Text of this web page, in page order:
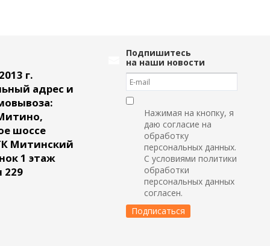
г.
адрес и
шоссе
Митинский
1 этаж
229
Подпишитесь
на наши новости
Нажимая на кнопку, я
даю согласие на
обработку
персональных данных.
С условиями политики
обработки
персональных данных
согласен.